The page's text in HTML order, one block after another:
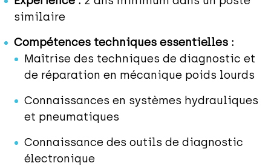
similaire
Compétences techniques essentielles :
Maîtrise des techniques de diagnostic et
de réparation en mécanique poids lourds
Connaissances en systèmes hydrauliques
et pneumatiques
Connaissance des outils de diagnostic
électronique